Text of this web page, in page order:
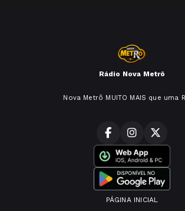
Rádio Nova Metrô
Nova Metrô MUITO MAIS que uma
PÁGINA INICIAL